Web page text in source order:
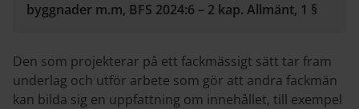
byggnader m.m, BFS 2024:6 – 2 kap. Allmänt, 1 §
Den som projekterar på ett fackmässigt sätt tar fram
underlag och utför arbete som gör att andra fackmän
kan bilda sig en uppfattning om innehållet, till exempel